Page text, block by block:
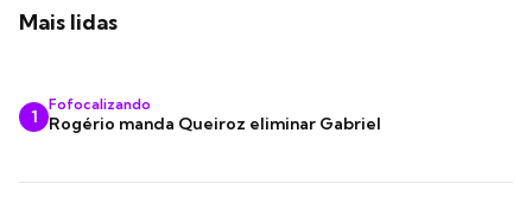
Mais lidas
1
Fofocalizando
Rogério manda Queiroz eliminar Gabriel